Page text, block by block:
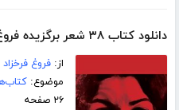
دانلود کتاب ۳۸ شعر برگزیده فروغ فرخزاد
از:فروغ فرخزاد
موضوع:
۲۶ صفحه